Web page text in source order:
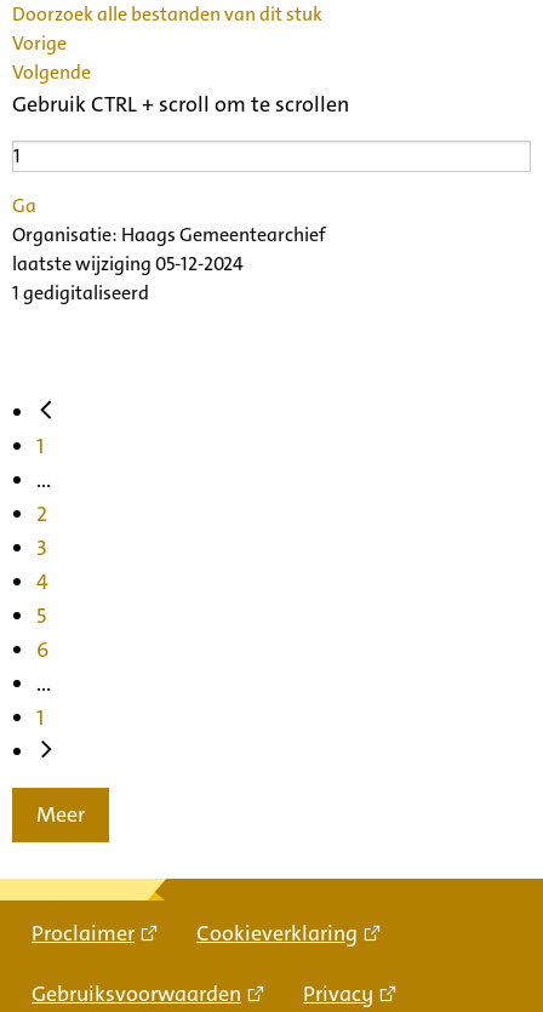
Doorzoek alle bestanden van dit stuk
Vorige
Volgende
Gebruik CTRL + scroll om te scrollen
Ga
Organisatie: Haags Gemeentearchief
laatste wijziging 05-12-2024
1 gedigitaliseerd
1
...
2
3
4
5
6
...
1
Meer
Proclaimer Cookieverklaring
Gebruiksvoorwaarden Privacy